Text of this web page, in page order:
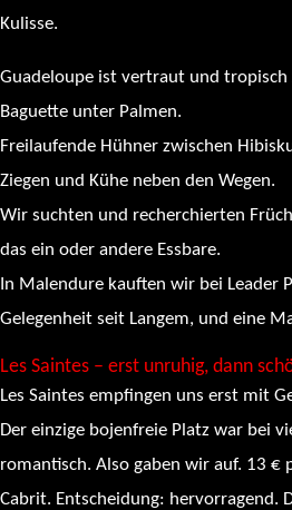
Kulisse.
Guadeloupe ist vertraut und tropisch
Baguette unter Palmen.
Freilaufende Hühner zwischen
Ziegen und Kühe neben den Wegen.
Wir suchten und recherchierten
das ein oder andere Essbare.
In Malendure kauften wir bei Leader
Gelegenheit seit Langem, und eine
Les Saintes – erst unruhig, dann
Les Saintes empfingen uns erst mit
Der einzige bojenfreie Platz war bei
romantisch. Also gaben wir auf. 13 €
Cabrit. Entscheidung: hervorragend.